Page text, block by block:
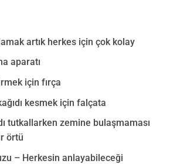
artık herkes için çok kolay
aparatı
için fırça
kesmek için falçata
tutkallarken zemine bulaşmaması
örtü
– Herkesin anlayabileceği